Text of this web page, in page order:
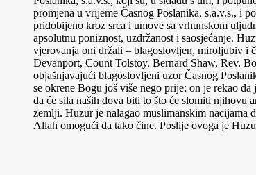
promjena u vrijeme Časnog Poslanika, s.a.v.s., i
pridobijeno kroz srca i umove sa vrhunskom
apsolutnu poniznost, uzdržanost i saosjećanje.
vjerovanja oni držali – blagoslovljen, miroljubiv i
Devanport, Count Tolstoy, Bernard Shaw, Rev.
objašnjavajući blagoslovljeni uzor Časnog
se okrene Bogu još više nego prije; on je rekao
da će sila naših dova biti to što će slomiti njihovu
zemlji. Huzur je nalagao muslimanskim nacijama
Allah omogući da tako čine. Poslije ovoga je